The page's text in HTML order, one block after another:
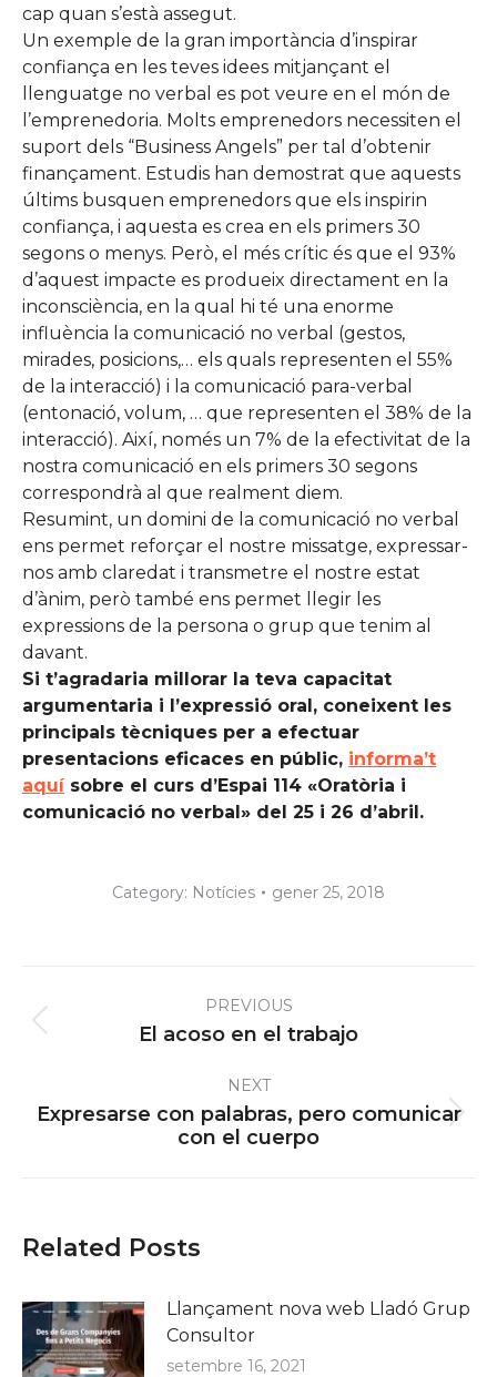
cap quan s’està assegut.
Un exemple de la gran importància d’inspirar
confiança en les teves idees mitjançant el
llenguatge no verbal es pot veure en el món de
l’emprenedoria. Molts emprenedors necessiten el
suport dels “Business Angels” per tal d’obtenir
finançament. Estudis han demostrat que aquests
últims busquen emprenedors que els inspirin
confiança, i aquesta es crea en els primers 30
segons o menys. Però, el més crític és que el 93%
d’aquest impacte es produeix directament en la
inconsciència, en la qual hi té una enorme
influència la comunicació no verbal (gestos,
mirades, posicions,… els quals representen el 55%
de la interacció) i la comunicació para-verbal
(entonació, volum, … que representen el 38% de la
interacció). Així, només un 7% de la efectivitat de la
nostra comunicació en els primers 30 segons
correspondrà al que realment diem.
Resumint, un domini de la comunicació no verbal
ens permet reforçar el nostre missatge, expressar-
nos amb claredat i transmetre el nostre estat
d’ànim, però també ens permet llegir les
expressions de la persona o grup que tenim al
davant.
Si t’agradaria millorar la teva capacitat
argumentaria i l’expressió oral, coneixent les
principals tècniques per a efectuar
presentacions eficaces en públic, informa’t
aquísobre el curs d’Espai 114 «Oratòria i
comunicació no verbal» del 25 i 26 d’abril.
Category: Notícies gener 25, 2018
navigationPREVIOUS
Previous
El acoso en el trabajo
NEXT
Next
post:
Expresarse con palabras, pero comunicar
con el cuerpo
Related Posts
Llançament nova web Lladó Grup
Consultor
setembre 16, 2021